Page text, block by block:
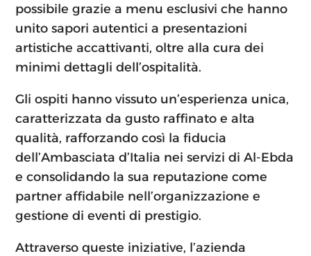
possibile grazie a menu esclusivi che hanno
unito sapori autentici a presentazioni
artistiche accattivanti, oltre alla cura dei
minimi dettagli dell’ospitalità.
Gli ospiti hanno vissuto un’esperienza unica,
caratterizzata da gusto raffinato e alta
qualità, rafforzando così la fiducia
dell’Ambasciata d’Italia nei servizi di Al-Ebda
e consolidando la sua reputazione come
partner affidabile nell’organizzazione e
gestione di eventi di prestigio.
Attraverso queste iniziative, l’azienda